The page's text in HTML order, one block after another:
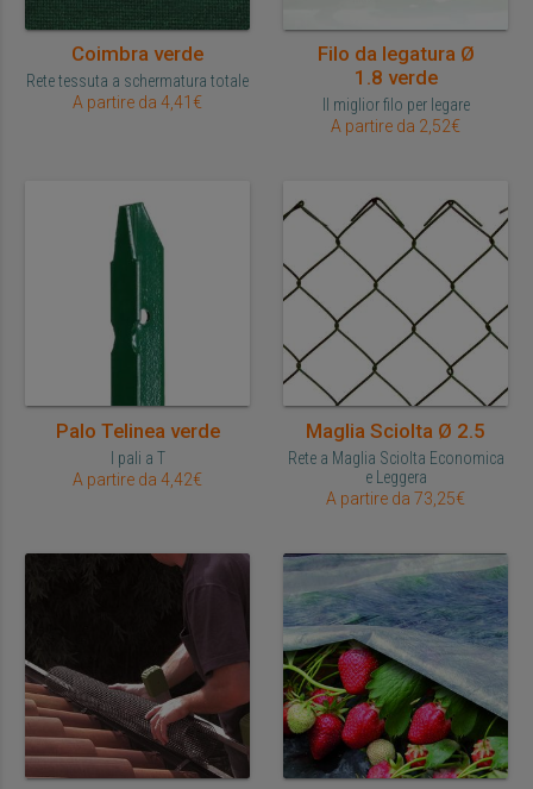
Coimbra verde
Rete tessuta a schermatura totale
A partire da 4,41€
Filo da legatura Ø
1.8 verde
Il miglior filo per legare
A partire da 2,52€
Palo Telinea verde
I pali a T
A partire da 4,42€
Maglia Sciolta Ø 2.5
Rete a Maglia Sciolta Economica
e Leggera
A partire da 73,25€